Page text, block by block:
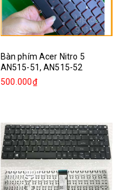
Bàn phím Acer Nitro 5
AN515-51, AN515-52
500.000₫